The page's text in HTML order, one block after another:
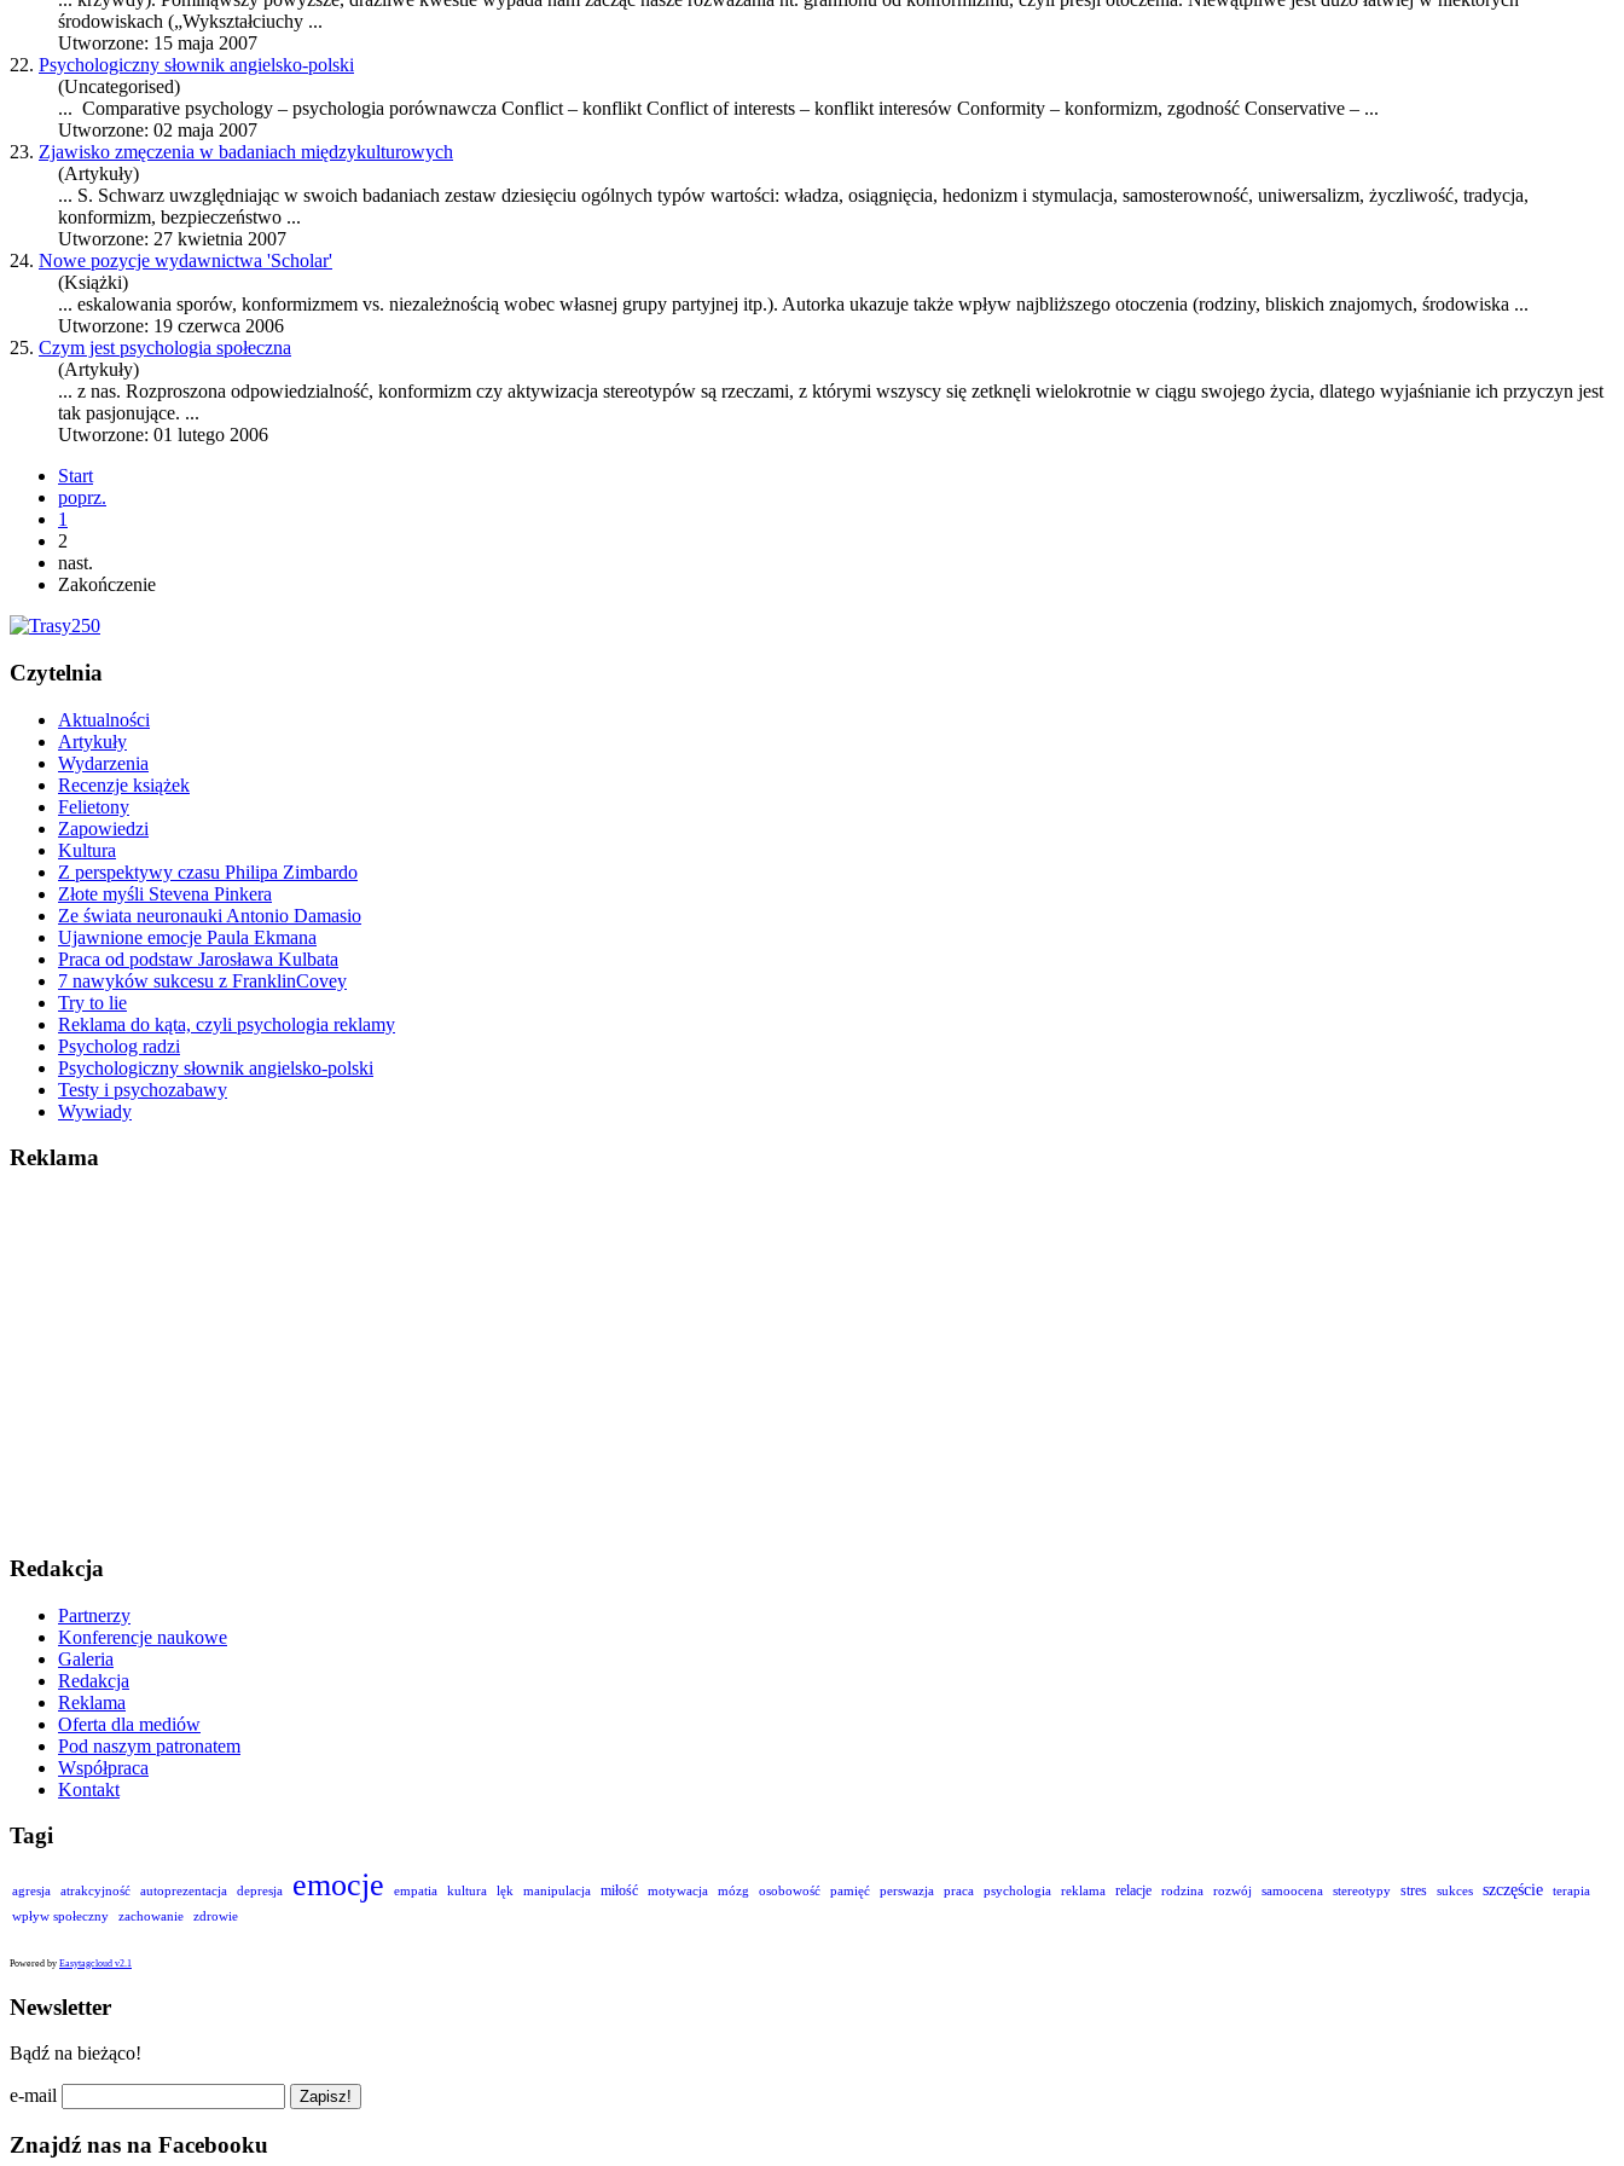
środowiskach („Wykształciuchy ...
Utworzone: 15 maja 2007
22. Psychologiczny słownik angielsko-polski
(Uncategorised)
... Comparative psychology – psychologia porównawcza Conflict – konflikt Conflict of interests – konflikt interesów Conformity – konformizm, zgodność Conservative – ...
Utworzone: 02 maja 2007
23. Zjawisko zmęczenia w badaniach międzykulturowych
(Artykuły)
... S. Schwarz uwzględniając w swoich badaniach zestaw dziesięciu ogólnych typów wartości: władza, osiągnięcia, hedonizm i stymulacja, samosterowność, uniwersalizm, życzliwość, tradycja,
konformizm, bezpieczeństwo ...
Utworzone: 27 kwietnia 2007
24. Nowe pozycje wydawnictwa 'Scholar'
(Książki)
... eskalowania sporów, konformizmem vs. niezależnością wobec własnej grupy partyjnej itp.). Autorka ukazuje także wpływ najbliższego otoczenia (rodziny, bliskich znajomych, środowiska ...
Utworzone: 19 czerwca 2006
25. Czym jest psychologia społeczna
(Artykuły)
... z nas. Rozproszona odpowiedzialność, konformizm czy aktywizacja stereotypów są rzeczami, z którymi wszyscy się zetknęli wielokrotnie w ciągu swojego życia, dlatego wyjaśnianie ich przyczyn jest
tak pasjonujące. ...
Utworzone: 01 lutego 2006
Start
poprz.
1
2
nast.
Zakończenie
Czytelnia
Aktualności
Artykuły
Wydarzenia
Recenzje książek
Felietony
Zapowiedzi
Kultura
Z perspektywy czasu Philipa Zimbardo
Złote myśli Stevena Pinkera
Ze świata neuronauki Antonio Damasio
Ujawnione emocje Paula Ekmana
Praca od podstaw Jarosława Kulbata
7 nawyków sukcesu z FranklinCovey
Try to lie
Reklama do kąta, czyli psychologia reklamy
Psycholog radzi
Psychologiczny słownik angielsko-polski
Testy i psychozabawy
Wywiady
Reklama
Redakcja
Partnerzy
Konferencje naukowe
Galeria
Redakcja
Reklama
Oferta dla mediów
Pod naszym patronatem
Współpraca
Kontakt
Tagi
agresja atrakcyjność autoprezentacja depresja emocje empatia kultura lęk manipulacja miłość motywacja mózg osobowość pamięć perswazja praca psychologia reklama relacje rodzina rozwój samoocena stereotypy stres sukces szczęście
terapia
wpływ społeczny
zachowanie zdrowie
Powered by Easytagcloud v2.1
Newsletter
Bądź na bieżąco!
e-mail
Znajdź nas na Facebooku